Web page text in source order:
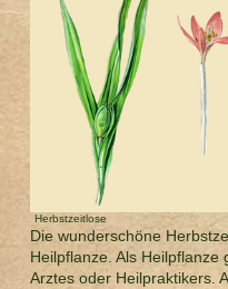
Herbstzeitlose
Die wunderschöne
Heilpflanze. Als
Arztes oder Heilpraktikers.